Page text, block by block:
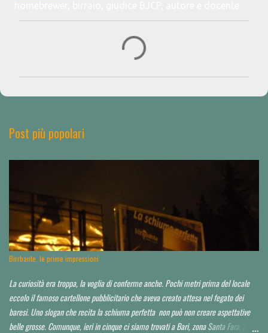
t
Post più popolari
Birrbante, le prime impressioni
La curiosità era troppa, la voglia di conferme anche. Pochi metri prima del locale
eccolo il famoso cartellone pubblicitario che aveva creato attesa nel fegato dei
baresi. Uno slogan che recita la schiuma perfetta non può non creare aspettative
belle grosse. Comunque, ieri in cinque ci siamo trovati a Bari, zona Santa Fara, per